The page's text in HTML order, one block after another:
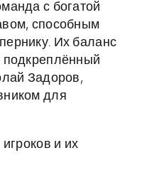
с богатой
способным
Их баланс
подкреплённый
Задоров,
для
и их